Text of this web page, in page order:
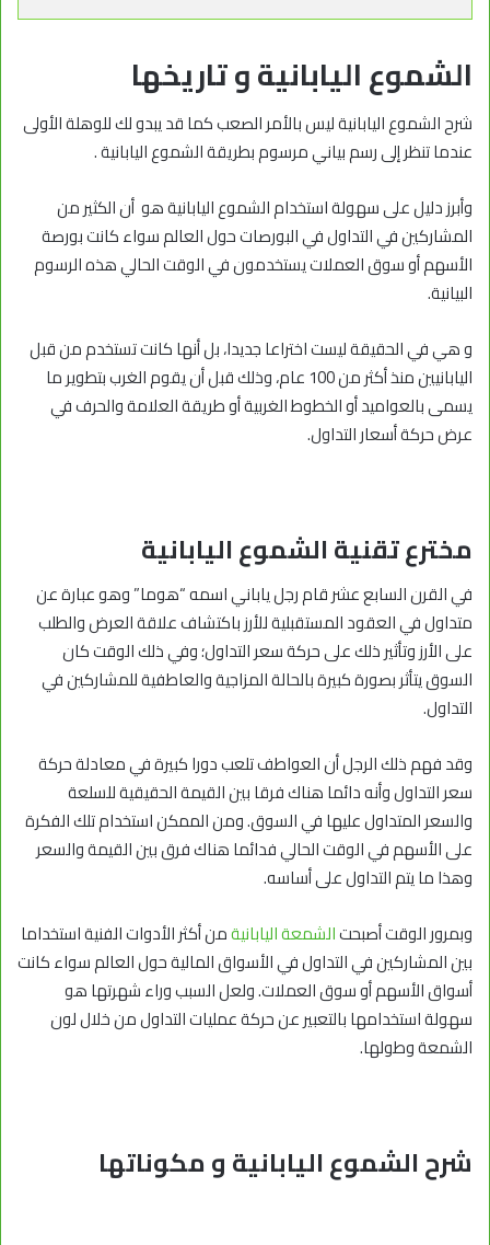
الشموع اليابانية و تاريخها
شرح الشموع اليابانية ليس بالأمر الصعب كما قد يبدو لك للوهلة الأولى
عندما تنظر إلى رسم بياني مرسوم بطريقة الشموع اليابانية .
وأبرز دليل على سهولة استخدام الشموع اليابانية هو أن الكثير من
المشاركين في التداول في البورصات حول العالم سواء كانت بورصة
الأسهم أو سوق العملات يستخدمون في الوقت الحالي هذه الرسوم
البيانية.
و هي في الحقيقة ليست اختراعا جديدا، بل أنها كانت تستخدم من قبل
اليابانيين منذ أكثر من 100 عام، وذلك قبل أن يقوم الغرب بتطوير ما
يسمى بالعواميد أو الخطوط الغربية أو طريقة العلامة والحرف في
عرض حركة أسعار التداول.
مخترع تقنية الشموع اليابانية
في القرن السابع عشر قام رجل ياباني اسمه “هوما” وهو عبارة عن
متداول في العقود المستقبلية للأرز باكتشاف علاقة العرض والطلب
على الأرز وتأثير ذلك على حركة سعر التداول؛ وفي ذلك الوقت كان
السوق يتأثر بصورة كبيرة بالحالة المزاجية والعاطفية للمشاركين في
التداول.
وقد فهم ذلك الرجل أن العواطف تلعب دورا كبيرة في معادلة حركة
سعر التداول وأنه دائما هناك فرقا بين القيمة الحقيقية للسلعة
والسعر المتداول عليها في السوق. ومن الممكن استخدام تلك الفكرة
على الأسهم في الوقت الحالي فدائما هناك فرق بين القيمة والسعر
وهذا ما يتم التداول على أساسه.
وبمرور الوقت أصبحتالشمعة اليابانيةمن أكثر الأدوات الفنية استخداما
بين المشاركين في التداول في الأسواق المالية حول العالم سواء كانت
أسواق الأسهم أو سوق العملات. ولعل السبب وراء شهرتها هو
سهولة استخدامها بالتعبير عن حركة عمليات التداول من خلال لون
الشمعة وطولها.
شرح الشموع اليابانية و مكوناتها